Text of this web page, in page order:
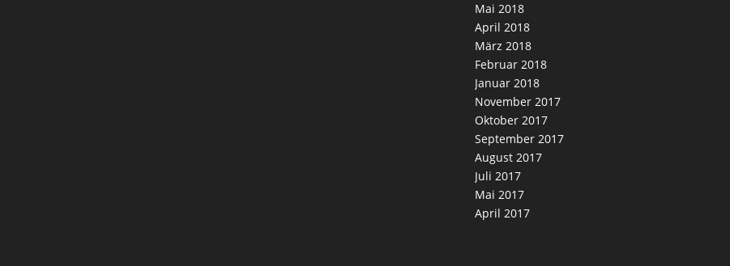
Mai 2018
April 2018
März 2018
Februar 2018
Januar 2018
November 2017
Oktober 2017
September 2017
August 2017
Juli 2017
Mai 2017
April 2017